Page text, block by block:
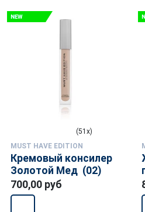
(51x)
MUST HAVE EDITION
Кремовый консилер
Золотой Мед (02)
700,00 руб